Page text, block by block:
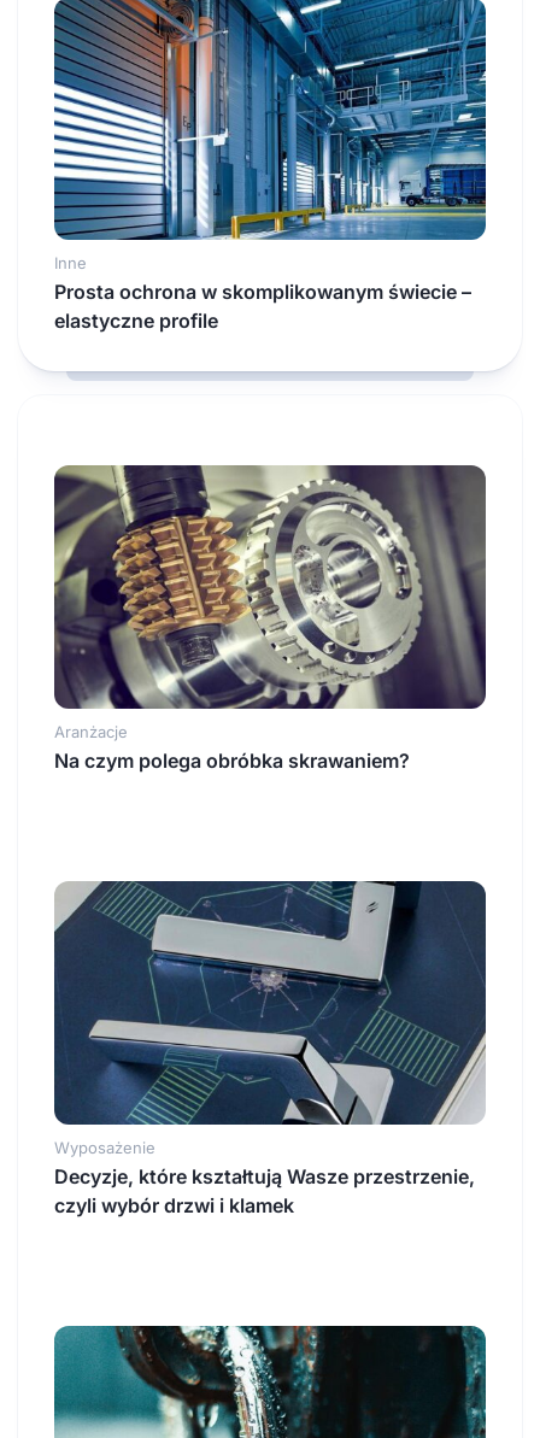
Inne
Prosta ochrona w skomplikowanym świecie –
elastyczne profile
Aranżacje
Na czym polega obróbka skrawaniem?
Wyposażenie
Decyzje, które kształtują Wasze przestrzenie,
czyli wybór drzwi i klamek